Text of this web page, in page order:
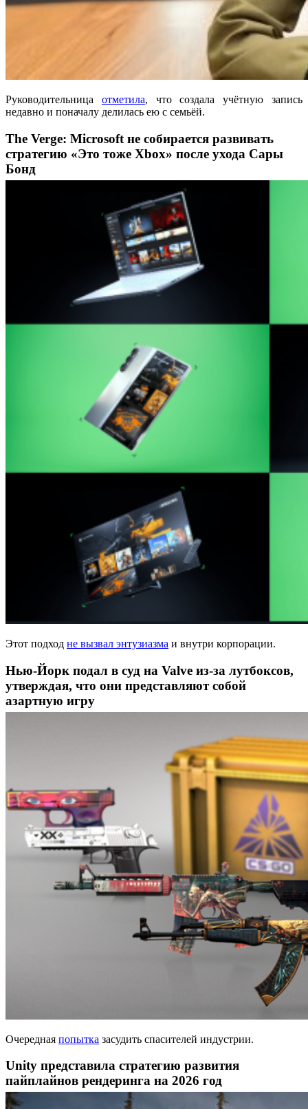
Руководительница отметила, что создала учётную запись
недавно и поначалу делилась ею с семьёй.
The Verge: Microsoft не собирается развивать
стратегию «Это тоже Xbox» после ухода Сары
Бонд
Этот подход не вызвал энтузиазма и внутри корпорации.
Нью-Йорк подал в суд на Valve из-за лутбоксов,
утверждая, что они представляют собой
азартную игру
Очередная попытка засудить спасителей индустрии.
Unity представила стратегию развития
пайплайнов рендеринга на 2026 год